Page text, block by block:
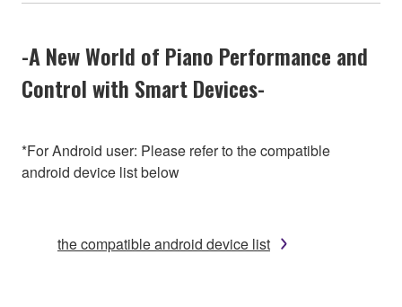
-A New World of Piano Performance and
Control with Smart Devices-
*For Android user: Please refer to the compatible
android device list below
the compatible android device list